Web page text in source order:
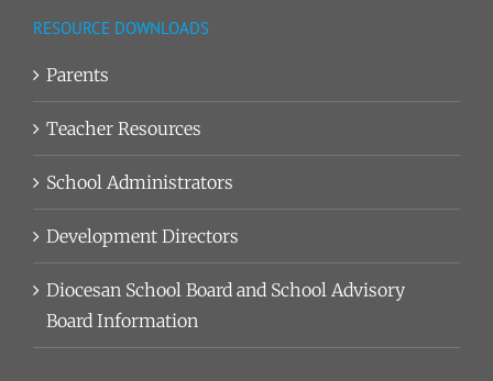
RESOURCE DOWNLOADS
Parents
Teacher Resources
School Administrators
Development Directors
Diocesan School Board and School Advisory
Board Information